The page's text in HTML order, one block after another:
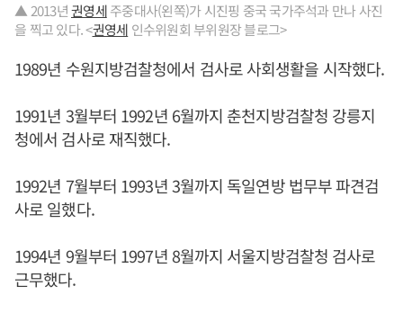
▲ 2013년권영세주중대사(왼쪽)가 시진핑 중국 국가주석과 만나 사진
을 찍고 있다. <권영세 인수위원회 부위원장 블로그>
1989년 수원지방검찰청에서 검사로 사회생활을 시작했다.
1991년 3월부터 1992년 6월까지 춘천지방검찰청 강릉지
청에서 검사로 재직했다.
1992년 7월부터 1993년 3월까지 독일연방 법무부 파견검
사로 일했다.
1994년 9월부터 1997년 8월까지 서울지방검찰청 검사로
근무했다.